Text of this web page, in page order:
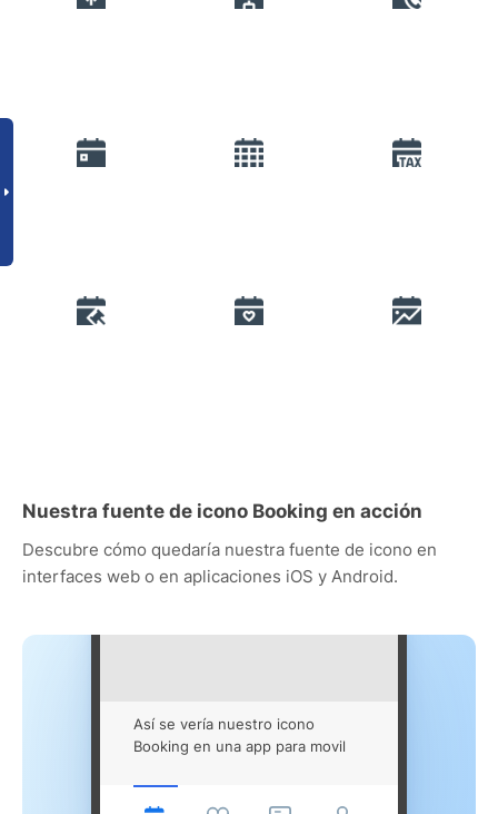
Nuestra fuente de icono Booking en acción
Descubre cómo quedaría nuestra fuente de icono en
interfaces web o en aplicaciones iOS y Android.
Así se vería nuestro icono
Booking en una app para movil